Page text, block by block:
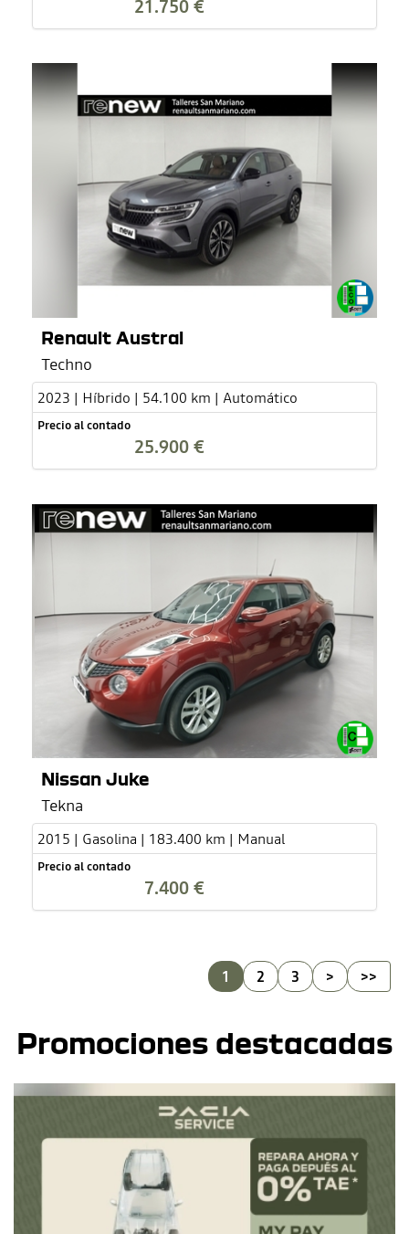
21.750 €
Renault Austral
Techno
2023 | Híbrido | 54.100 km | Automático
Precio al contado
25.900 €
Nissan Juke
Tekna
2015 | Gasolina | 183.400 km | Manual
Precio al contado
7.400 €
1 2 3 > >>
Promociones destacadas